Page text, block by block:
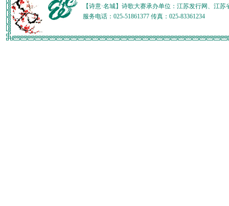
【诗意·名城】诗歌大赛承办单位：江苏发行网、江
服务电话：025-51861377 传真：025-83361234